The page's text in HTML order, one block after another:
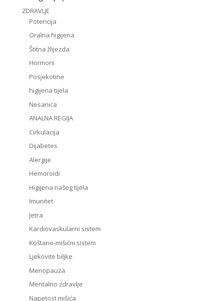
ZDRAVLJE
Potencija
Oralna higijena
Štitna žlijezda
Hormoni
Posjekotine
higijena tijela
Nesanica
ANALNA REGIJA
Cirkulacija
Dijabetes
Alergije
Hemoroidi
Higijena našeg tijela
Imunitet
Jetra
Kardiovaskularni sistem
Koštano-mišićni sistem
Ljekovite biljke
Menopauza
Mentalno zdravlje
Napetost mišića